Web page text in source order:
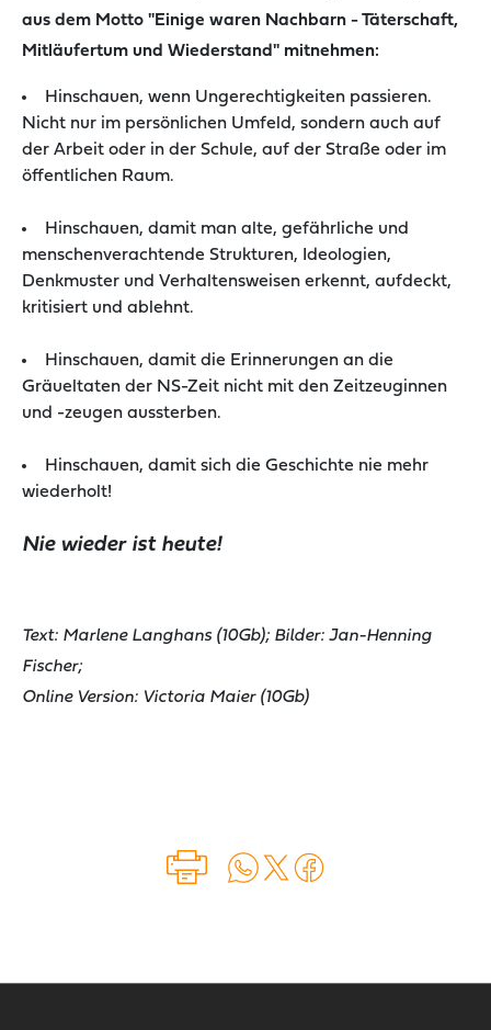
aus dem Motto "Einige waren Nachbarn - Täterschaft,
Mitläufertum und Wiederstand" mitnehmen:
Hinschauen, wenn Ungerechtigkeiten passieren.
Nicht nur im persönlichen Umfeld, sondern auch auf
der Arbeit oder in der Schule, auf der Straße oder im
öffentlichen Raum.
Hinschauen, damit man alte, gefährliche und
menschenverachtende Strukturen, Ideologien,
Denkmuster und Verhaltensweisen erkennt, aufdeckt,
kritisiert und ablehnt.
Hinschauen, damit die Erinnerungen an die
Gräueltaten der NS-Zeit nicht mit den Zeitzeuginnen
und -zeugen aussterben.
Hinschauen, damit sich die Geschichte nie mehr
wiederholt!
Nie wieder ist heute!
Text: Marlene Langhans (10Gb); Bilder: Jan-Henning
Fischer;
Online Version: Victoria Maier (10Gb)
Auf WhatsApp teilen
Auf X teilen
Auf Facebook teilen